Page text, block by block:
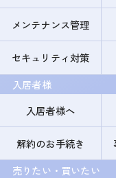
メンテナンス管理
セキュリティ対策
入居者様
入居者様へ
解約のお手続き
売りたい・買いたい